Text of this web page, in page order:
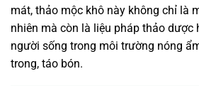
mát, thảo mộc khô này không chỉ là
nhiên mà còn là liệu pháp thảo dược
người sống trong môi trường nóng
trong, táo bón.